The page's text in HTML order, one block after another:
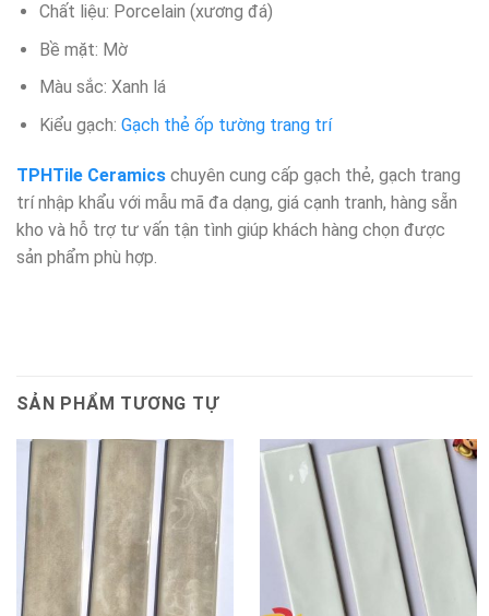
Chất liệu: Porcelain (xương đá)
Bề mặt: Mờ
Màu sắc: Xanh lá
Kiểu gạch: Gạch thẻ ốp tường trang trí
TPHTile Ceramics chuyên cung cấp gạch thẻ, gạch trang
trí nhập khẩu với mẫu mã đa dạng, giá cạnh tranh, hàng sẵn
kho và hỗ trợ tư vấn tận tình giúp khách hàng chọn được
sản phẩm phù hợp.
SẢN PHẨM TƯƠNG TỰ